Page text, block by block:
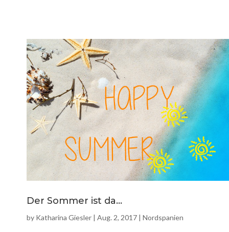
Der Sommer ist da…
by Katharina Giesler | Aug. 2, 2017 | Nordspanien